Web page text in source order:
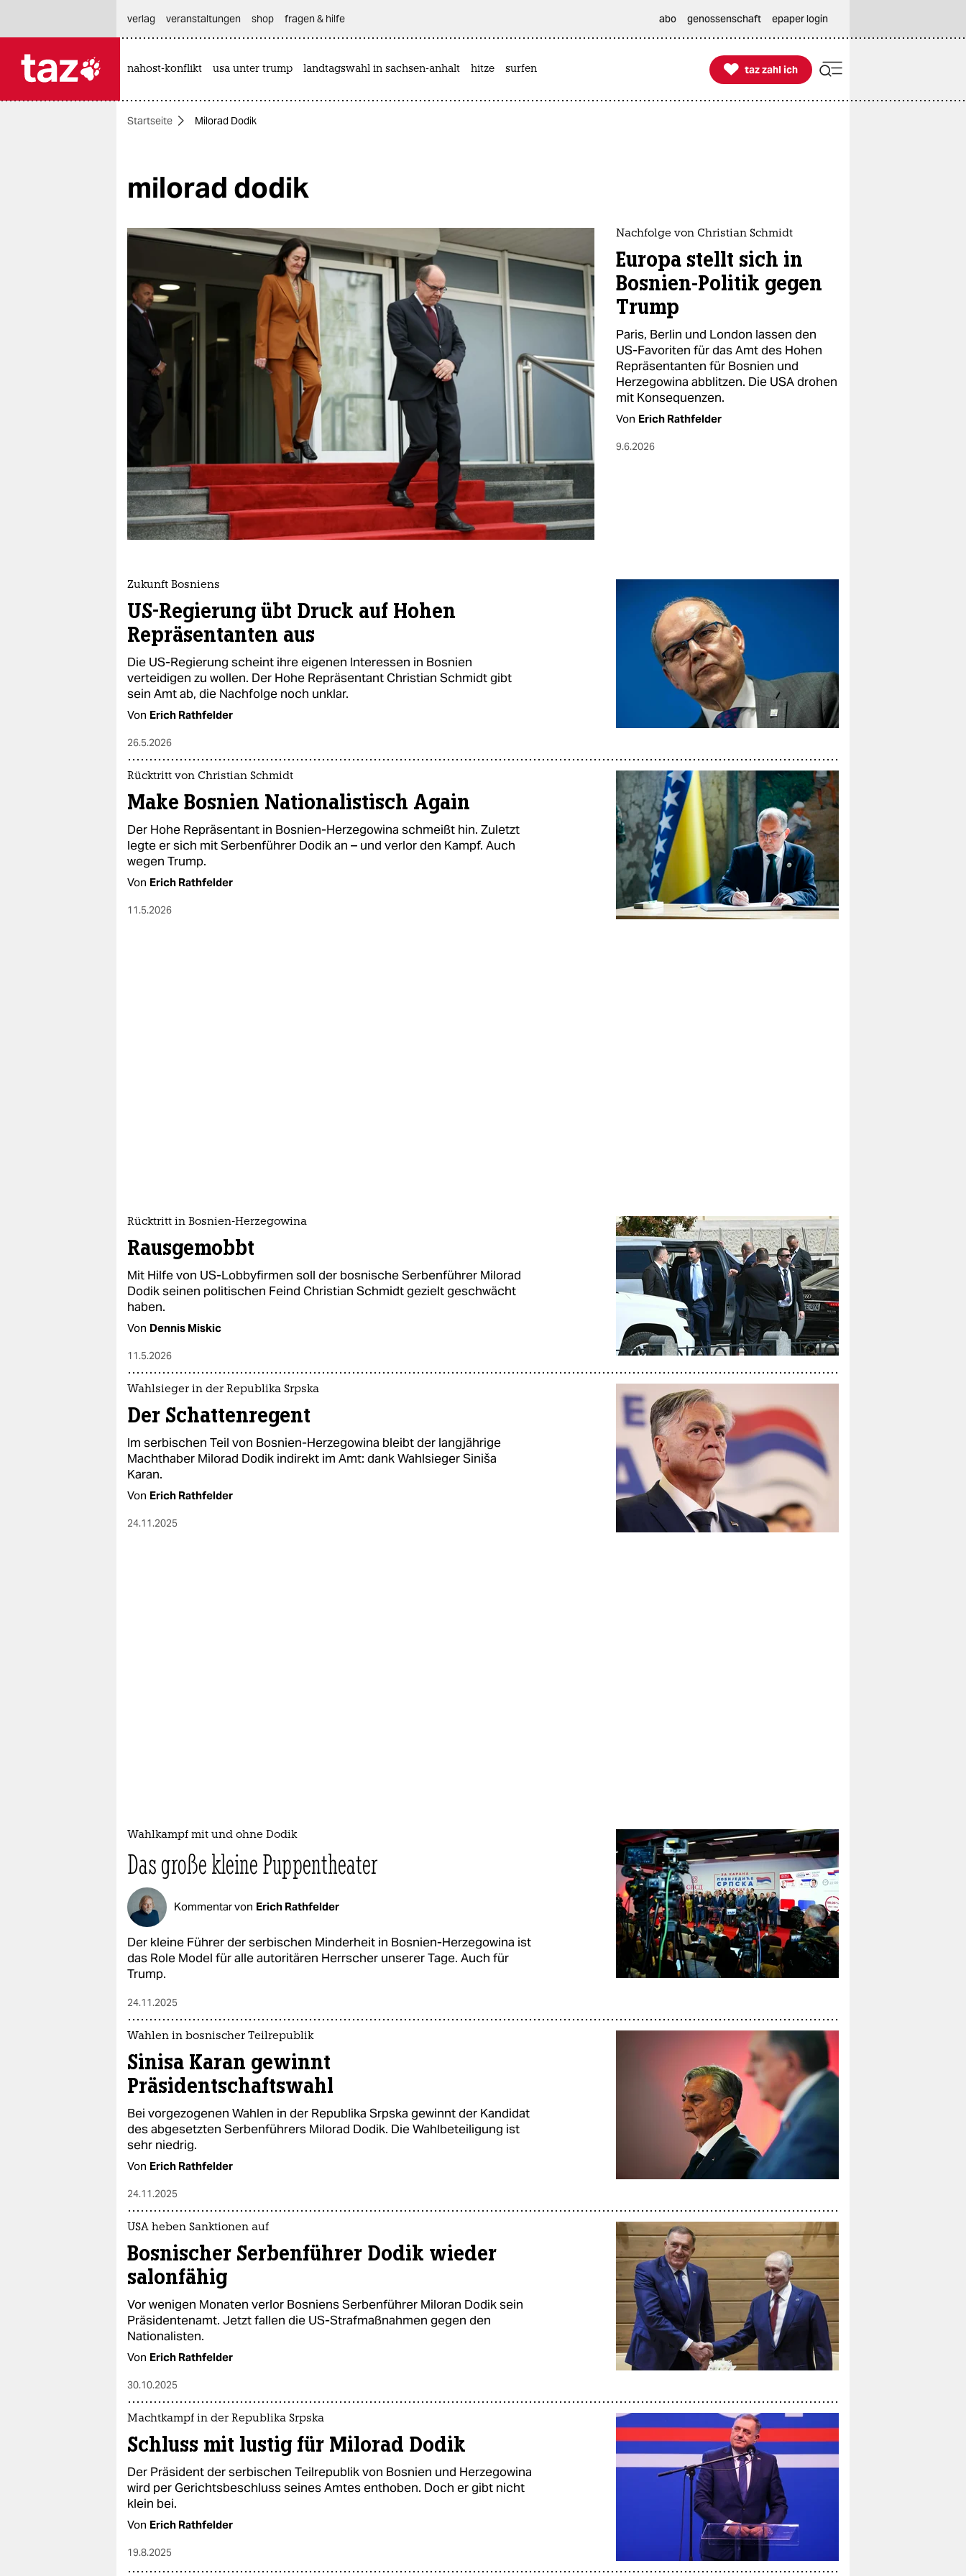
themen
öko
gesellschaft
sport
berlin
wahrheit
verlag
verlag
veranstaltungen
shop
fragen & hilfe
abo
genossenschaft
epaper login
verlag
veranstaltungen shop fragen & hilfe abo genossenschaft epaper login
nahost-konflikt usa unter trump landtagswahl in sachsen-anhalt hitze surfen 
taz zahl ich
taz zahl ich
Startseite Milorad Dodik
milorad dodik
Nachfolge von Christian Schmidt
Europa stellt sich in
Bosnien-Politik gegen
Trump
Paris, Berlin und London lassen den
US-Favoriten für das Amt des Hohen
Repräsentanten für Bosnien und
Herzegowina abblitzen. Die USA drohen
mit Konsequenzen.
Von Erich Rathfelder
9.6.2026
Zukunft Bosniens
US-Regierung übt Druck auf Hohen
Repräsentanten aus
Die US-Regierung scheint ihre eigenen Interessen in Bosnien
verteidigen zu wollen. Der Hohe Repräsentant Christian Schmidt gibt
sein Amt ab, die Nachfolge noch unklar.
Von Erich Rathfelder
26.5.2026
Rücktritt von Christian Schmidt
Make Bosnien Nationalistisch Again
Der Hohe Repräsentant in Bosnien-Herzegowina schmeißt hin. Zuletzt
legte er sich mit Serbenführer Dodik an – und verlor den Kampf. Auch
wegen Trump.
Von Erich Rathfelder
11.5.2026
Rücktritt in Bosnien-Herzegowina
Rausgemobbt
Mit Hilfe von US-Lobbyfirmen soll der bosnische Serbenführer Milorad
Dodik seinen politischen Feind Christian Schmidt gezielt geschwächt
haben.
Von Dennis Miskic
11.5.2026
Wahlsieger in der Republika Srpska
Der Schattenregent
Im serbischen Teil von Bosnien-Herzegowina bleibt der langjährige
Machthaber Milorad Dodik indirekt im Amt: dank Wahlsieger Siniša
Karan.
Von Erich Rathfelder
24.11.2025
Wahlkampf mit und ohne Dodik
Das große kleine Puppentheater
Kommentar von Erich Rathfelder
Der kleine Führer der serbischen Minderheit in Bosnien-Herzegowina ist
das Role Model für alle autoritären Herrscher unserer Tage. Auch für
Trump.
24.11.2025
Wahlen in bosnischer Teilrepublik
Sinisa Karan gewinnt
Präsidentschaftswahl
Bei vorgezogenen Wahlen in der Republika Srpska gewinnt der Kandidat
des abgesetzten Serbenführers Milorad Dodik. Die Wahlbeteiligung ist
sehr niedrig.
Von Erich Rathfelder
24.11.2025
USA heben Sanktionen auf
Bosnischer Serbenführer Dodik wieder
salonfähig
Vor wenigen Monaten verlor Bosniens Serbenführer Miloran Dodik sein
Präsidentenamt. Jetzt fallen die US-Strafmaßnahmen gegen den
Nationalisten.
Von Erich Rathfelder
30.10.2025
Machtkampf in der Republika Srpska
Schluss mit lustig für Milorad Dodik
Der Präsident der serbischen Teilrepublik von Bosnien und Herzegowina
wird per Gerichtsbeschluss seines Amtes enthoben. Doch er gibt nicht
klein bei.
Von Erich Rathfelder
19.8.2025